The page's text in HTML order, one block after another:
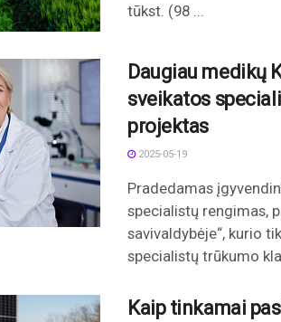
tūkst. (98 ...
Daugiau medikų
sveikatos
projektas
2025-05-19
Pradedamas
specialistų rengimas,
savivaldybėje“, kurio
specialistų trūkumo
Kaip tinkamai